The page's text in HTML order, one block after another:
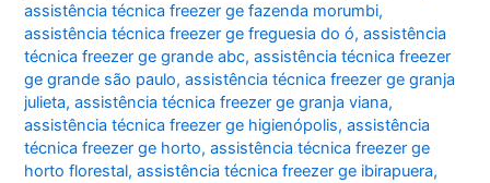
assistência técnica freezer ge fazenda morumbi,
assistência técnica freezer ge freguesia do ó,assistência
técnica freezer ge grande abc,assistência técnica freezer
ge grande são paulo,assistência técnica freezer ge granja
julieta,assistência técnica freezer ge granja viana,
assistência técnica freezer ge higienópolis,assistência
técnica freezer ge horto,assistência técnica freezer ge
horto florestal,assistência técnica freezer ge ibirapuera,